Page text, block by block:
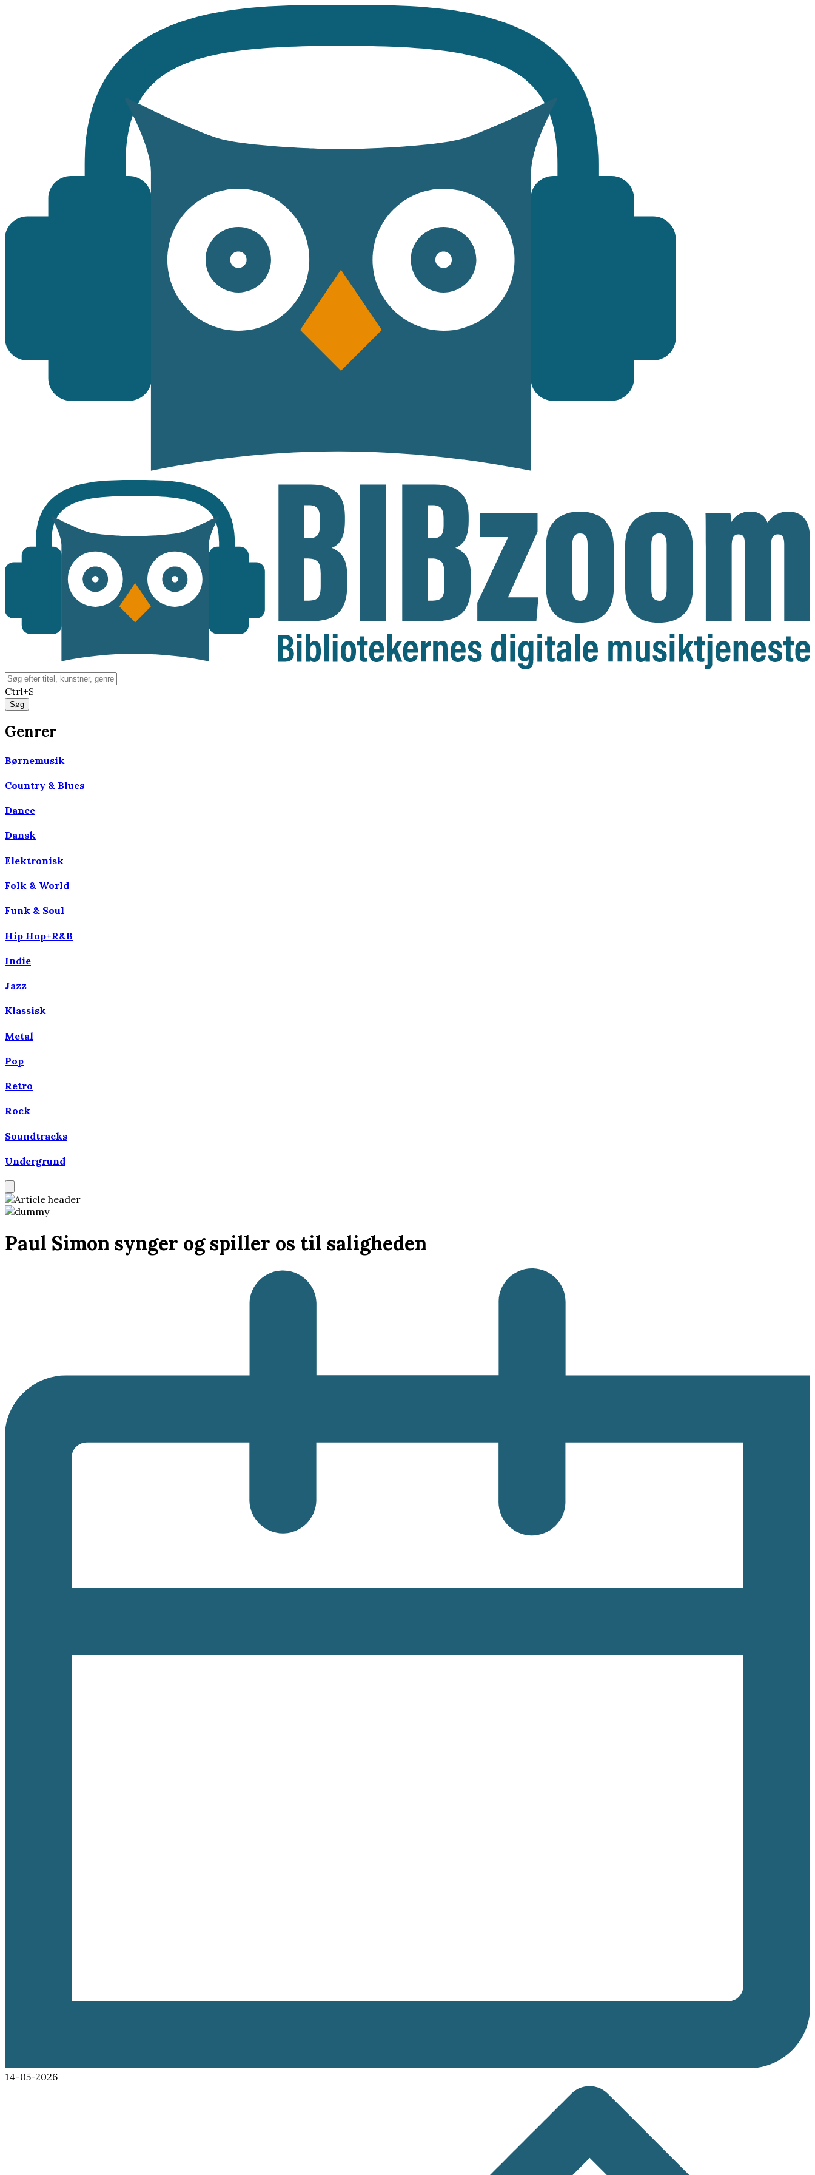
Ctrl+S
Genrer
Børnemusik
Country & Blues
Dance
Dansk
Elektronisk
Folk & World
Funk & Soul
Hip Hop+R&B
Indie
Jazz
Klassisk
Metal
Pop
Retro
Rock
Soundtracks
Undergrund
Paul Simon synger og spiller os til saligheden
14-05-2026